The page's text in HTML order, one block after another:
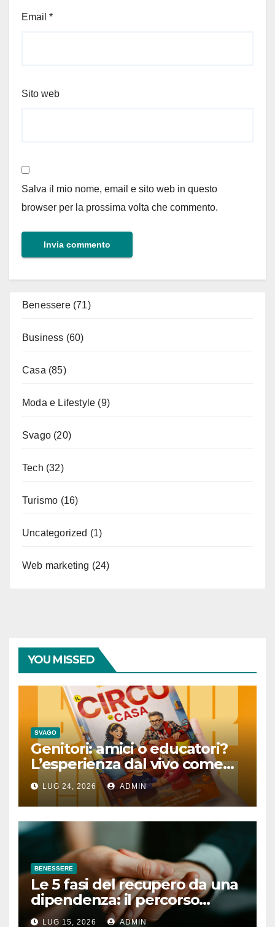
Email *
Sito web
Salva il mio nome, email e sito web in questo
browser per la prossima volta che commento.
Benessere(71)
Business (60)
Casa (85)
Moda e Lifestyle (9)
Svago (20)
Tech (32)
Turismo (16)
Uncategorized (1)
Web marketing (24)
YOU MISSED
SVAGO
Genitori: amici o educatori?
L’esperienza dal vivo come
lezione quotidiana
LUG 24, 2026 ADMIN
BENESSERE
Le 5 fasi del recupero da una
dipendenza: il percorso
completo
LUG 15, 2026 ADMIN